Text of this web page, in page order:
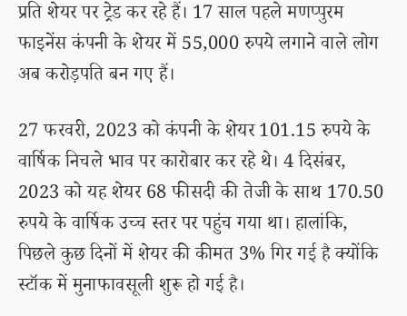
प्रति शेयर पर ट्रेड कर रहे हैं। 17 साल पहले मणप्पुरम
फाइनेंस कंपनी के शेयर में 55,000 रुपये लगाने वाले लोग
अब करोड़पति बन गए हैं।
27 फरवरी, 2023 को कंपनी के शेयर 101.15 रुपये के
वार्षिक निचले भाव पर कारोबार कर रहे थे। 4 दिसंबर,
2023 को यह शेयर 68 फीसदी की तेजी के साथ 170.50
रुपये के वार्षिक उच्च स्तर पर पहुंच गया था। हालांकि,
पिछले कुछ दिनों में शेयर की कीमत 3% गिर गई है क्योंकि
स्टॉक में मुनाफावसूली शुरू हो गई है।